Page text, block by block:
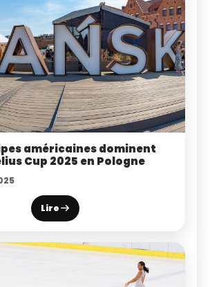
américaines dominent
Cup 2025 en Pologne
Lire